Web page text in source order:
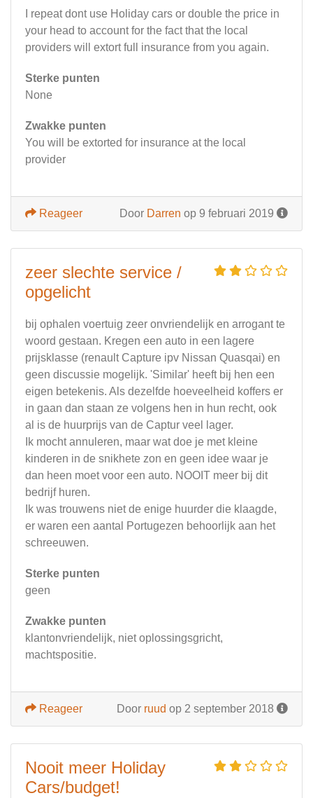
I repeat dont use Holiday cars or double the price in
your head to account for the fact that the local
providers will extort full insurance from you again.
Sterke punten
None
Zwakke punten
You will be extorted for insurance at the local
provider
Door Darren op 9 februari 2019
Reageer
zeer slechte service /
opgelicht
bij ophalen voertuig zeer onvriendelijk en arrogant te
woord gestaan. Kregen een auto in een lagere
prijsklasse (renault Capture ipv Nissan Quasqai) en
geen discussie mogelijk. 'Similar' heeft bij hen een
eigen betekenis. Als dezelfde hoeveelheid koffers er
in gaan dan staan ze volgens hen in hun recht, ook
al is de huurprijs van de Captur veel lager.
Ik mocht annuleren, maar wat doe je met kleine
kinderen in de snikhete zon en geen idee waar je
dan heen moet voor een auto. NOOIT meer bij dit
bedrijf huren.
Ik was trouwens niet de enige huurder die klaagde,
er waren een aantal Portugezen behoorlijk aan het
schreeuwen.
Sterke punten
geen
Zwakke punten
klantonvriendelijk, niet oplossingsgricht,
machtspositie.
Door ruud op 2 september 2018
Reageer
Nooit meer Holiday
Cars/budget!